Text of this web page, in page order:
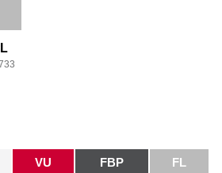
VU FBP FL